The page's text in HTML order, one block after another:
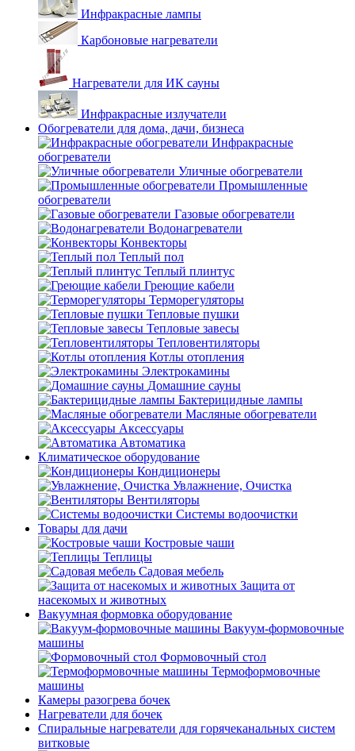
Инфракрасные лампы
Карбоновые нагреватели
Нагреватели для ИК сауны
Инфракрасные излучатели
Обогреватели для дома, дачи, бизнеса
Инфракрасные
обогреватели
Уличные обогреватели
Промышленные
обогреватели
Газовые обогреватели
Водонагреватели
Конвекторы
Теплый пол
Теплый плинтус
Греющие кабели
Терморегуляторы
Тепловые пушки
Тепловые завесы
Тепловентиляторы
Котлы отопления
Электрокамины
Домашние сауны
Бактерицидные лампы
Масляные обогреватели
Аксессуары
Автоматика
Климатическое оборудование
Кондиционеры
Увлажнение, Очистка
Вентиляторы
Системы водоочистки
Товары для дачи
Костровые чаши
Теплицы
Садовая мебель
Защита от
насекомых и животных
Вакуумная формовка оборудование
Вакуум-формовочные
машины
Формовочный стол
Термоформовочные
машины
Камеры разогрева бочек
Нагреватели для бочек
Спиральные нагреватели для горячеканальных систем
витковые